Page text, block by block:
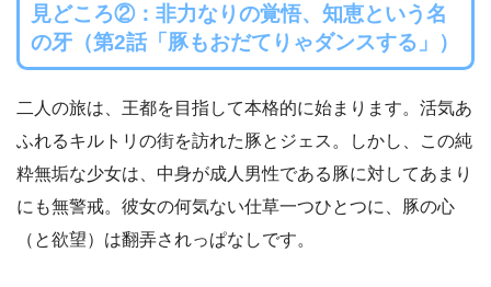
見どころ②：非力なりの覚悟、知恵という名
の牙（第2話「豚もおだてりゃダンスする」）
二人の旅は、王都を目指して本格的に始まります。活気あ
ふれるキルトリの街を訪れた豚とジェス。しかし、この純
粋無垢な少女は、中身が成人男性である豚に対してあまり
にも無警戒。彼女の何気ない仕草一つひとつに、豚の心
（と欲望）は翻弄されっぱなしです。